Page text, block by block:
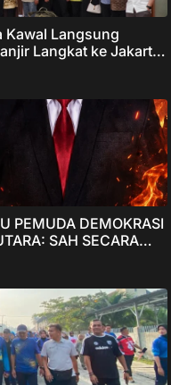
Kawal Langsung
Langkat ke Jakarta
PEMUDA DEMOKRASI
SAH SECARA
RAKYAT DAN